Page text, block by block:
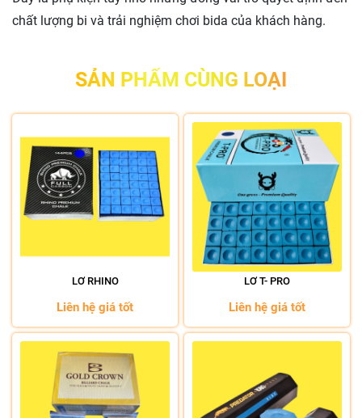
chất lượng bi và trải nghiệm chơi bida của khách hàng.
SẢN PHẨM CÙNG LOẠI
LƠ RHINO
Liên hệ giá tốt
LƠ T- PRO
Liên hệ giá tốt